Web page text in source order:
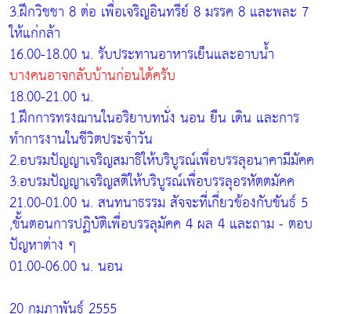
3.ฝึกวิชชา 8 ต่อ เพื่อเจริญอินทรีย์ 8 มรรค 8 และพละ 7
ให้แก่กล้า
16.00-18.00 น. รับประทานอาหารเย็นและอาบน้ำ
บางคนอาจกลับบ้านก่อนได้ครับ
18.00-21.00 น.
1.ฝึกการทรงฌานในอริยาบทนั่ง นอน ยืน เดิน และการ
ทำการงานในชีวิตประจำวัน
2.อบรมปัญญาเจริญสมาธิให้บริบูรณ์เพื่อบรรลุอนาคามีมัคค
3.อบรมปัญญาเจริญสติให้บริบูรณ์เพื่อบรรลุอรหัตตมัคค
21.00-01.00 น. สนทนาธรรม สัจจะที่เกี่ยวข้องกับขันธ์ 5
,ขั้นตอนการปฏิบัติเพื่อบรรลุมัคค 4 ผล 4 และถาม - ตอบ
ปัญหาต่าง ๆ
01.00-06.00 น. นอน